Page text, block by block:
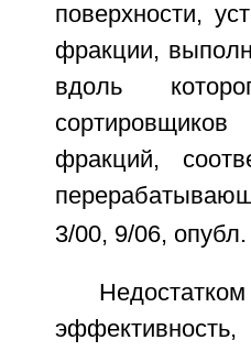
поверхности,
фракции,
вдоль
фракций,
3/00, 9/06, опубл.